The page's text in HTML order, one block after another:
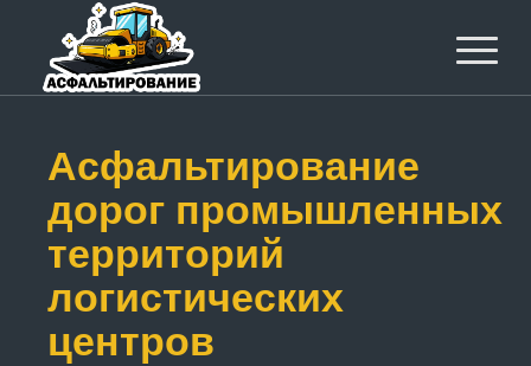
Асфальтирование
дорог промышленных
территорий
логистических
центров